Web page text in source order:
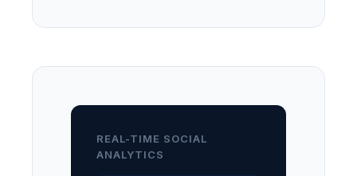
REAL-TIME SOCIAL
ANALYTICS